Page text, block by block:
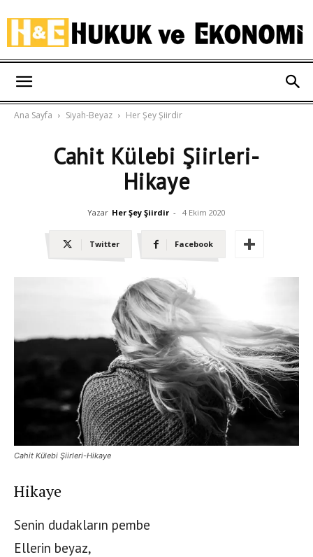
Ana Sayfa Siyah-Beyaz Her Şey Şiirdir
Cahit Külebi Şiirleri-
Hikaye
Yazar Her Şey Şiirdir - 4 Ekim 2020
Twitter Facebook
Cahit Külebi Şiirleri-Hikaye
Hikaye
Senin dudakların pembe
Ellerin beyaz,